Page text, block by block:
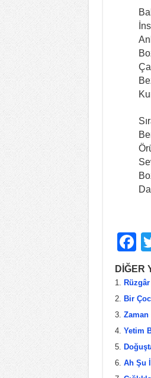
F
a
c
e
b
o
o
DİĞER
Bir
Zaman
Yetim
Ah Şu